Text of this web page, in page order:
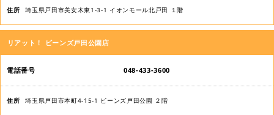
電
番
号
住
所
埼玉県戸田市美女木東1-3-1 イオンモール北戸田 １階
リアット！ ビーンズ戸田公園店
048-433-3600
埼玉県戸田市本町4-15-1 ビーンズ戸田公園 ２階